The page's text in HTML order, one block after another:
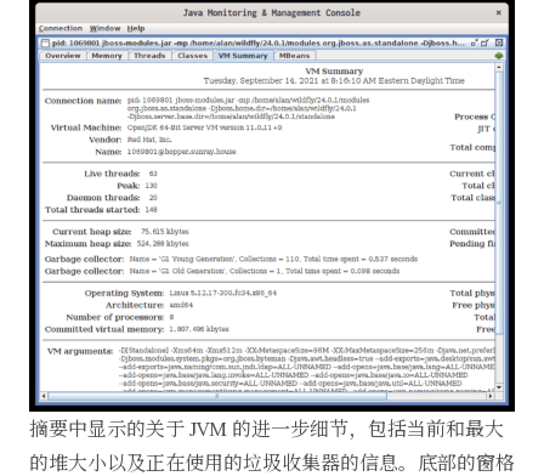
摘要中显示的关于 JVM 的进一步细节，包括当前和最大
的堆大小以及正在使用的垃圾收集器的信息。底部的窗格